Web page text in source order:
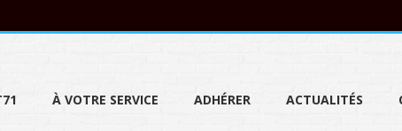
À VOTRE SERVICE ADHÉRER ACTUALITÉS